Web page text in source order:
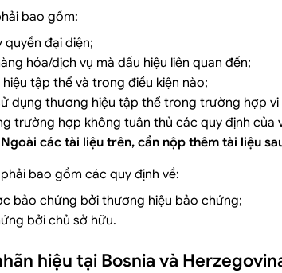
bao gồm:
đại diện;
hóa/dịch vụ mà dấu hiệu liên quan đến;
tập thể và trong điều kiện nào;
dụng thương hiệu tập thể trong trường hợp vi
trường hợp không tuân thủ các quy định của
Ngoài các tài liệu trên, cần nộp thêm tài liệu
bao gồm các quy định về:
bảo chứng bởi thương hiệu bảo chứng;
bởi chủ sở hữu.
hiệu tại Bosnia và